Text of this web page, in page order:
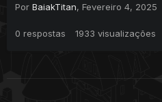
Por BaiakTitan, Fevereiro 4, 2025
0 respostas 1933 visualizações